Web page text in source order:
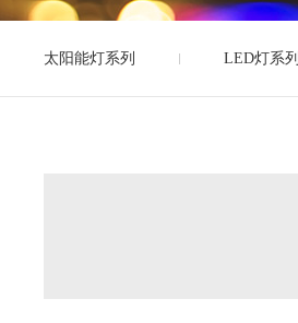
太阳能灯系列 LED灯系列